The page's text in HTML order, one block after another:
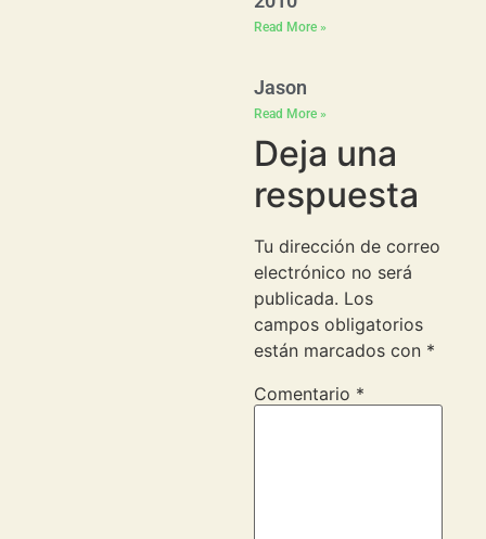
Read More »
Jason
Read More »
Deja una
respuesta
Tu dirección de correo
electrónico no será
publicada. Los
campos obligatorios
están marcados con *
Comentario *